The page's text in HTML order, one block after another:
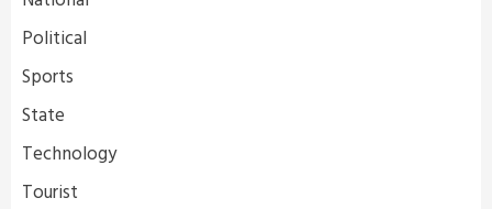
Political
Sports
State
Technology
Tourist